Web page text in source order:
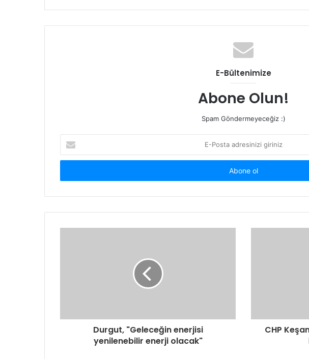
E-Bültenimize
Abone Olun!
Spam Göndermeyeceğiz :)
Posta
adresinizi
Durgut, "Geleceğin enerjisi
yenilenebilir enerji olacak"
CHP